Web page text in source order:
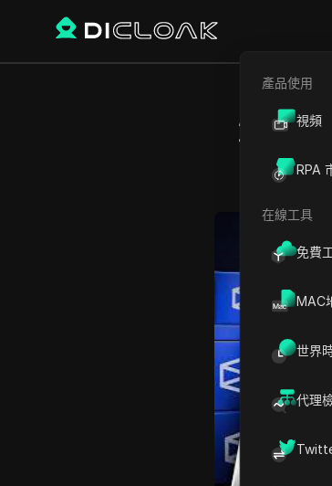
產品使用
視頻
RPA
在線工具
免費
MAC
世界
代理
2026
Play Video:2026